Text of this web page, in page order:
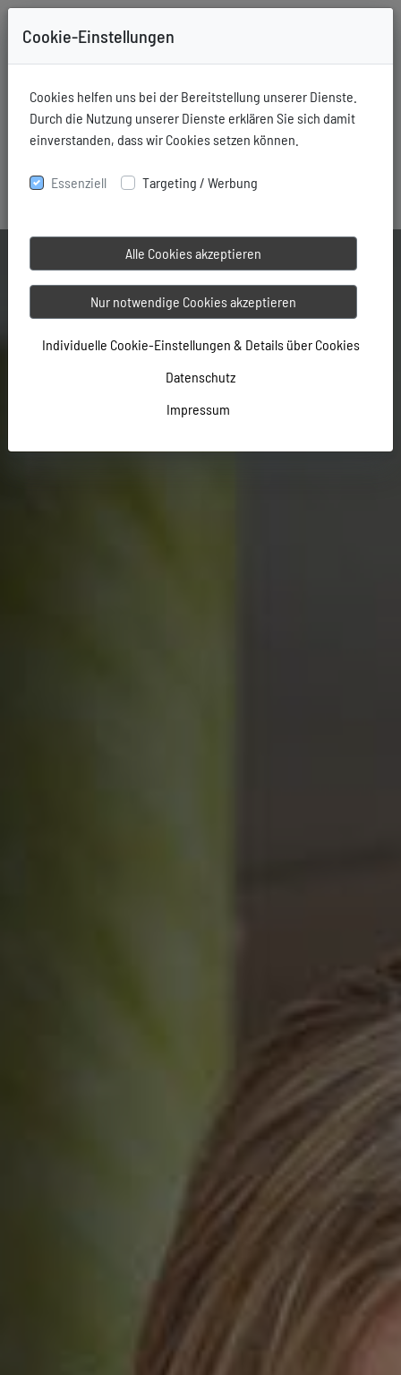
+49-731-76006 Mitglieder Login
Cookie-Einstellungen
Cookies helfen uns bei der Bereitstellung unserer Dienste.
Durch die Nutzung unserer Dienste erklären Sie sich damit
einverstanden, dass wir Cookies setzen können.
Essenziell Targeting / Werbung
Alle Cookies akzeptieren
Nur notwendige Cookies akzeptieren
Individuelle Cookie-Einstellungen & Details über Cookies
Datenschutz
Impressum